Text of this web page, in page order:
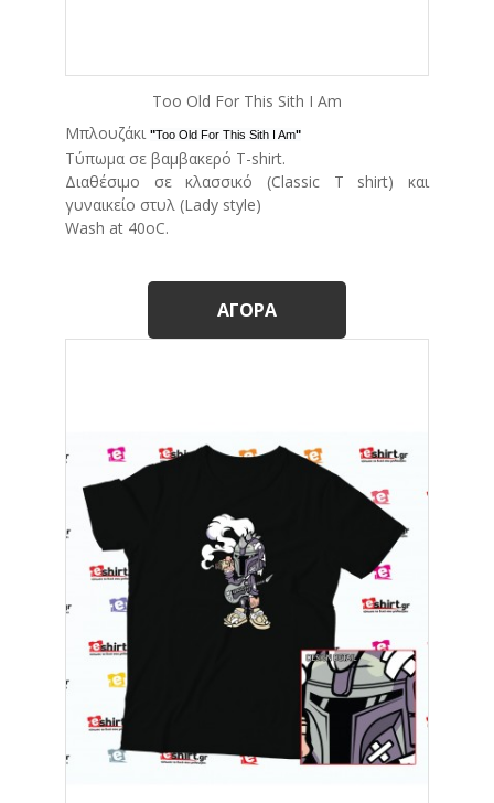
Too Old For This Sith I Am
Μπλουζάκι "Too Old For This Sith I Am"
Τύπωμα σε βαμβακερό T-shirt.
Διαθέσιμο σε κλασσικό (Classic T shirt) και
γυναικείο στυλ (Lady style)
Wash at 40oC.
ΑΓΟΡΆ